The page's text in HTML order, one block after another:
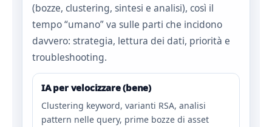
(bozze, clustering, sintesi e analisi), così il
tempo “umano” va sulle parti che incidono
davvero: strategia, lettura dei dati, priorità e
troubleshooting.
IA per velocizzare (bene)
Clustering keyword, varianti RSA, analisi
pattern nelle query, prime bozze di asset